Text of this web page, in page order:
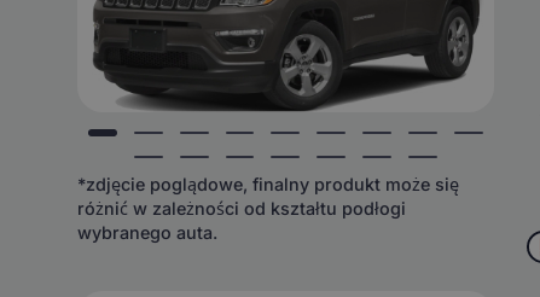
*zdjęcie poglądowe, finalny produkt może się
różnić w zależności od kształtu podłogi
wybranego auta.